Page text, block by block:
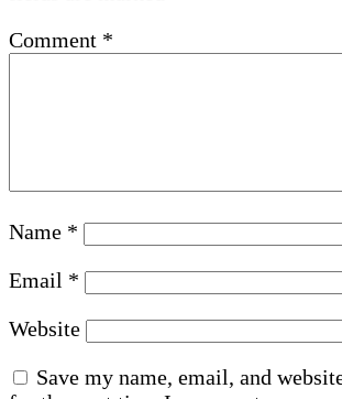
Comment *
Name *
Email *
Website
Save my name, email, and